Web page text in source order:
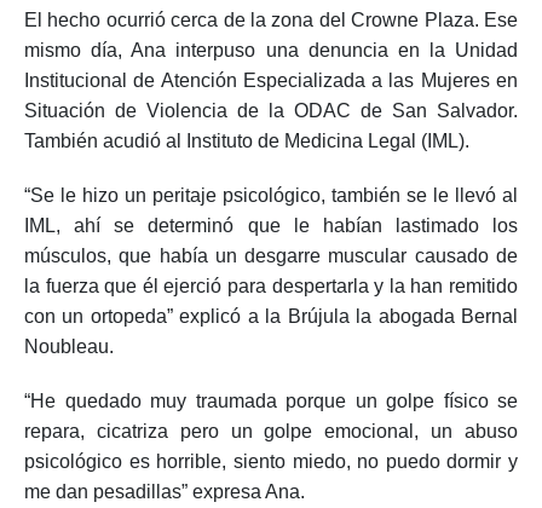
El hecho ocurrió cerca de la zona del Crowne Plaza. Ese
mismo día, Ana interpuso una denuncia en la Unidad
Institucional de Atención Especializada a las Mujeres en
Situación de Violencia de la ODAC de San Salvador.
También acudió al Instituto de Medicina Legal (IML).
“Se le hizo un peritaje psicológico, también se le llevó al
IML, ahí se determinó que le habían lastimado los
músculos, que había un desgarre muscular causado de
la fuerza que él ejerció para despertarla y la han remitido
con un ortopeda” explicó a la Brújula la abogada Bernal
Noubleau.
“He quedado muy traumada porque un golpe físico se
repara, cicatriza pero un golpe emocional, un abuso
psicológico es horrible, siento miedo, no puedo dormir y
me dan pesadillas” expresa Ana.